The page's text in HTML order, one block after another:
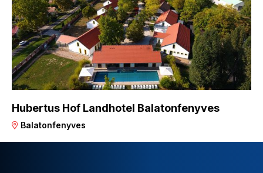
Hubertus Hof Landhotel Balatonfenyves
Balatonfenyves